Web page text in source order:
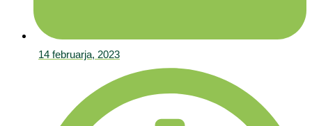
14 februarja, 2023